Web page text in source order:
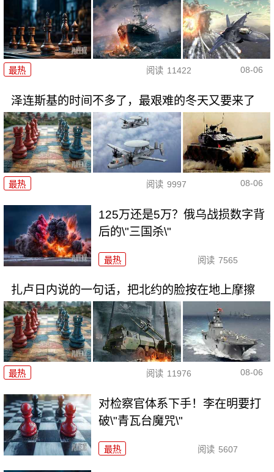
最热 阅读 11422 08-06
泽连斯基的时间不多了，最艰难的冬天又要来了
最热 阅读 9997 08-06
125万还是5万？俄乌战损数字背
后的\"三国杀\"
最热 阅读 7565
扎卢日内说的一句话，把北约的脸按在地上摩擦
最热 阅读 11976 08-06
对检察官体系下手！李在明要打
破\"青瓦台魔咒\"
最热 阅读 5607